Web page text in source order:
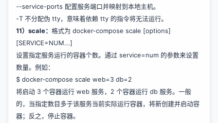
--service-ports 配置服务端口并映射到本地主机。
-T 不分配伪 tty，意味着依赖 tty 的指令将无法运行。
11）scale： 格式为 docker-compose scale [options]
[SERVICE=NUM...]
设置指定服务运行的容器个数。通过 service=num 的参数来设置
数量。例如：
$ docker-compose scale web=3 db=2
将启动 3 个容器运行 web 服务，2 个容器运行 db 服务。一般
的，当指定数目多于该服务当前实际运行容器，将新创建并启动容
器；反之，停止容器。